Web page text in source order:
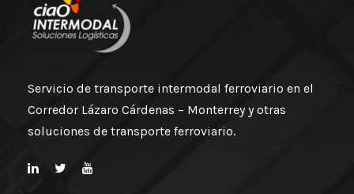
Servicio de transporte intermodal ferroviario en el
Corredor Lázaro Cárdenas – Monterrey y otras
soluciones de transporte ferroviario.